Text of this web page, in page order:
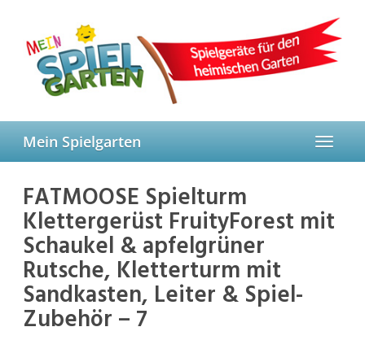
content
Toggle
Mein Spielgarten
FATMOOSE Spielturm
Klettergerüst FruityForest mit
Schaukel & apfelgrüner
Rutsche, Kletterturm mit
Sandkasten, Leiter & Spiel-
Zubehör – 7